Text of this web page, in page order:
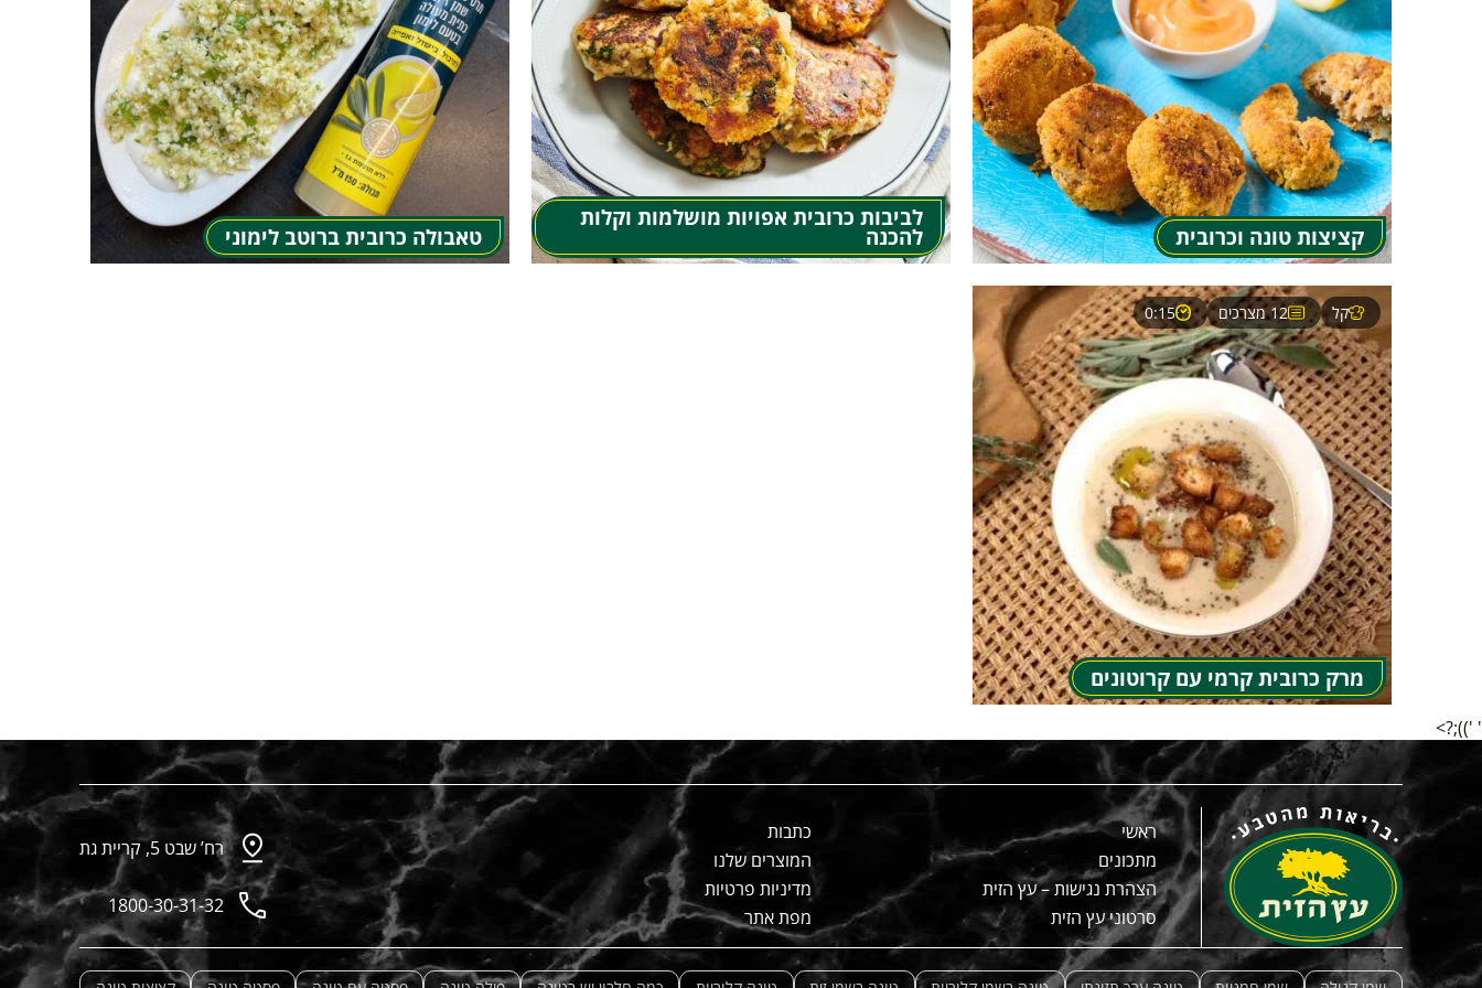
קציצות טונה וכרובית
לביבות כרובית אפויות מושלמות וקלות
להכנה טאבולה כרובית ברוטב לימוני
מרק כרובית קרמי עם קרוטונים
קל 12 מצרכים 0:15
' '));?>
ראשי
כתבות
מתכונים
המוצרים שלנו
הצהרת נגישות – עץ הזית
מדיניות פרטיות
סרטוני עץ הזית
מפת אתר
רח’ שבט 5, קריית גת
1800-30-31-32